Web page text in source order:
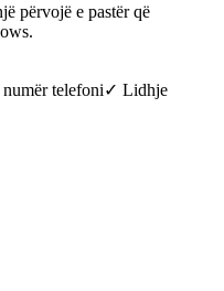
përvojë e pastër që
telefoni✓ Lidhje